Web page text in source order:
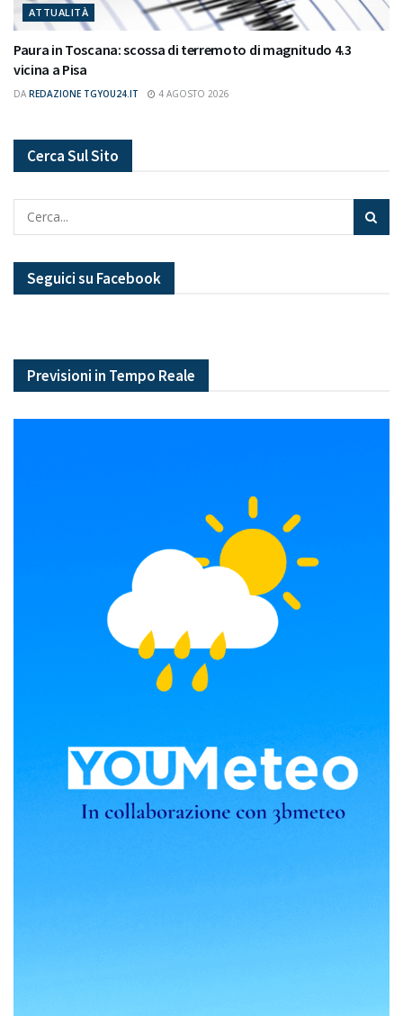
ATTUALITÀ
Paura in Toscana: scossa di terremoto di magnitudo 4.3
vicina a Pisa
DA REDAZIONE TGYOU24.IT 4 AGOSTO 2026
Cerca Sul Sito
Seguici su Facebook
Previsioni in Tempo Reale